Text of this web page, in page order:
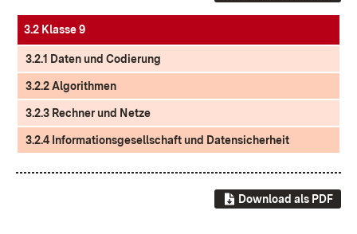
3.2 Klasse 9
3.2.1 Daten und Codierung
3.2.2 Algorithmen
3.2.3 Rechner und Netze
3.2.4 Informationsgesellschaft und Datensicherheit
Download als PDF